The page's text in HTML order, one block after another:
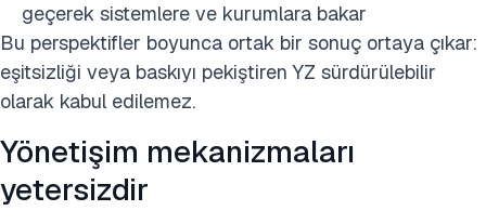
geçerek sistemlere ve kurumlara bakar
Bu perspektifler boyunca ortak bir sonuç ortaya çıkar:
eşitsizliği veya baskıyı pekiştiren YZ sürdürülebilir
olarak kabul edilemez.
Yönetişim mekanizmaları
yetersizdir